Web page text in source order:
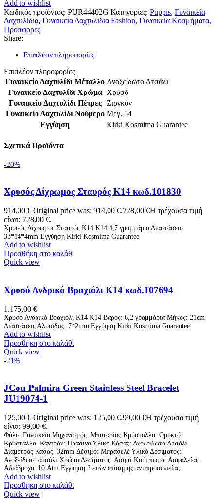
Add to wishlist
Κωδικός προϊόντος: PUR44402G Κατηγορίες: Puppis, Γυναικεία
Δαχτυλίδια, Γυναικεία Δαχτυλίδια Fashion, Γυναικεία Κοσμήματα,
Προσφορές
Share:
Επιπλέον πληροφορίες
Επιπλέον πληροφορίες
Γυναικείο Δαχτυλίδι Μέταλλο Ανοξείδωτο Ατσάλι
Γυναικείο Δαχτυλίδι Χρώμα
Χρυσό
Γυναικείο Δαχτυλίδι Πέτρες
Ζιργκόν
Γυναικείο Δαχτυλίδι Νούμερο Μεγ. 54
Εγγύηση
Kirki Kosmima Guarantee
Σχετικά Προϊόντα
-20%
Χρυσός Δίχρωμος Σταυρός Κ14 κωδ.101830
914,00€ Original price was: 914,00 €.728,00 €Η τρέχουσα τιμή
είναι: 728,00 €.
Χρυσός Δίχρωμος Σταυρός Κ14 Κ14 4,7 γραμμάρια Διαστάσεις
33*14*4mm Εγγύηση Kirki Kosmima Guarantee
Add to wishlist
Προσθήκη στο καλάθι
Quick view
Χρυσό Ανδρικό Βραχιόλι Κ14 κωδ.107694
1.175,00 €
Χρυσό Ανδρικό Βραχιόλι Κ14 Κ14 Βάρος: 6,2 γραμμάρια Μήκος: 21cm
Διαστάσεις Αλυσίδας: 7*2mm Εγγύηση Kirki Kosmima Guarantee
Add to wishlist
Προσθήκη στο καλάθι
Quick view
-21%
JCou Palmira Green Stainless Steel Bracelet
JU19074-1
125,00€ Original price was: 125,00 €.99,00 €Η τρέχουσα τιμή
είναι: 99,00 €.
Φύλο: Γυναικείο Μηχανισμός: Μπαταρίας Κρύσταλλο: Ορυκτό
Κρύσταλλο. Καντράν: Πράσινο Υλικό Κάσας: Ανοξείδωτο Ατσάλι
Διάμετρος Κάσας: 32mm Δέσιμο: Μπρασελέ Υλικό Δεσίματος:
Ανοξείδωτο ατσάλι Χρώμα Δεσίματος: Ασημί Κούμπωμα: Ασφαλείας.
Αδιάβροχο: 10 Atm Εγγύηση:2 ετών επίσημης αντιπροσωπείας.
Add to wishlist
Προσθήκη στο καλάθι
Quick view